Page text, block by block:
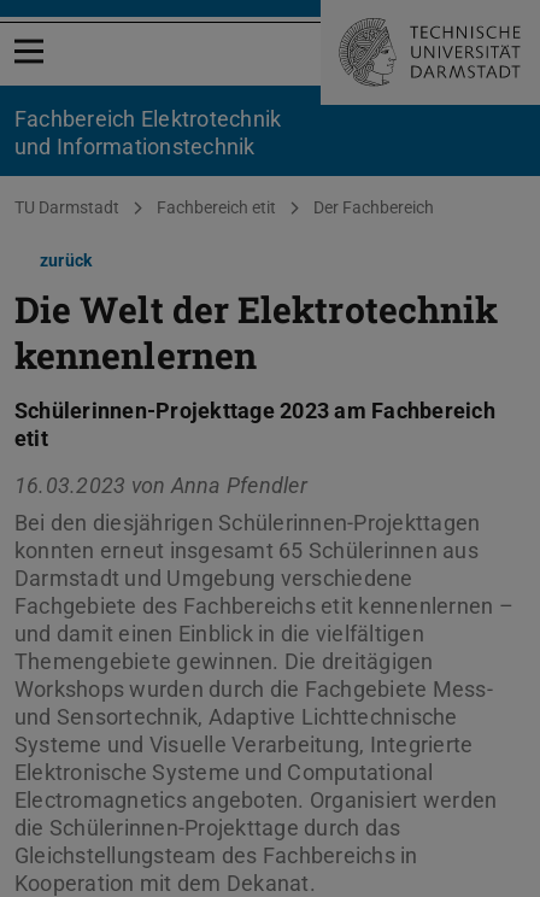
Menü öffnen
Fachbereich Elektrotechnik
und Informationstechnik
Sie befinden sich hier:
TU Darmstadt Fachbereich etit Der Fachbereich
zurück
Die Welt der Elektrotechnik
kennenlernen
Schülerinnen-Projekttage 2023 am Fachbereich
etit
16.03.2023 von Anna Pfendler
Bei den diesjährigen Schülerinnen-Projekttagen
konnten erneut insgesamt 65 Schülerinnen aus
Darmstadt und Umgebung verschiedene
Fachgebiete des Fachbereichs etit kennenlernen –
und damit einen Einblick in die vielfältigen
Themengebiete gewinnen. Die dreitägigen
Workshops wurden durch die Fachgebiete Mess-
und Sensortechnik, Adaptive Lichttechnische
Systeme und Visuelle Verarbeitung, Integrierte
Elektronische Systeme und Computational
Electromagnetics angeboten. Organisiert werden
die Schülerinnen-Projekttage durch das
Gleichstellungsteam des Fachbereichs in
Kooperation mit dem Dekanat.